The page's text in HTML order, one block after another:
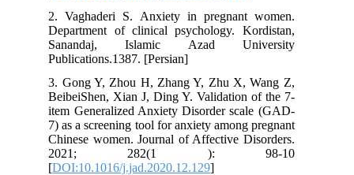
2. Vaghaderi S. Anxiety in pregnant women.
Department of clinical psychology. Kordistan,
Sanandaj, Islamic Azad University
Publications.1387. [Persian]
3. Gong Y, Zhou H, Zhang Y, Zhu X, Wang Z,
BeibeiShen, Xian J, Ding Y. Validation of the 7-
item Generalized Anxiety Disorder scale (GAD-
7) as a screening tool for anxiety among pregnant
Chinese women. Journal of Affective Disorders.
2021; 282(1 ): 98-10
[DOI:10.1016/j.jad.2020.12.129